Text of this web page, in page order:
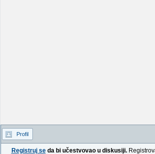
Profil
Registruj seda bi učestvovao u diskusiji.